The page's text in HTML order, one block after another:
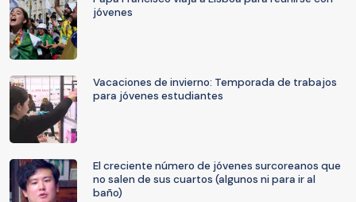
jóvenes
Vacaciones de invierno: Temporada de trabajos
para jóvenes estudiantes
El creciente número de jóvenes surcoreanos que
no salen de sus cuartos (algunos ni para ir al
baño)